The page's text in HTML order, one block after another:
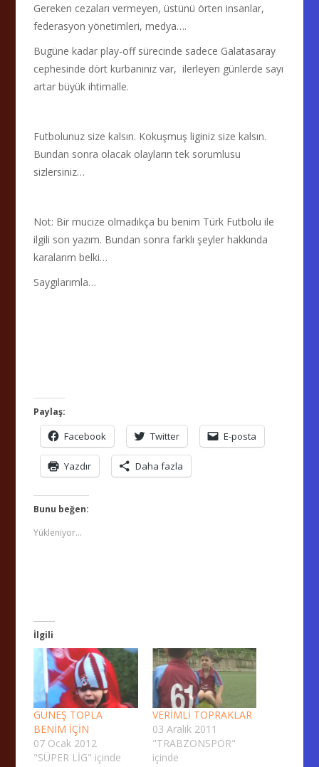
Gereken cezaları vermeyen, üstünü örten insanlar,
federasyon yönetimleri, medya….
Bugüne kadar play-off sürecinde sadece Galatasaray
cephesinde dört kurbanınız var, ilerleyen günlerde sayı
artar büyük ihtimalle.
Futbolunuz size kalsın. Kokuşmuş liginiz size kalsın.
Bundan sonra olacak olayların tek sorumlusu
sizlersiniz…
Not: Bir mucize olmadıkça bu benim Türk Futbolu ile
ilgili son yazım. Bundan sonra farklı şeyler hakkında
karalarım belki…
Saygılarımla…
Paylaş:
Facebook Twitter E-posta
Yazdır Daha fazla
Bunu beğen:
Yükleniyor...
İlgili
GÜNEŞ TOPLA
BENİM İÇİN
07 Ocak 2012
"SÜPER LİG" içinde
VERİMLİ TOPRAKLAR
03 Aralık 2011
"TRABZONSPOR"
içinde